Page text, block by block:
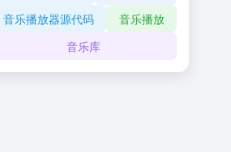
音乐播放器源代码
音乐播放
音乐库